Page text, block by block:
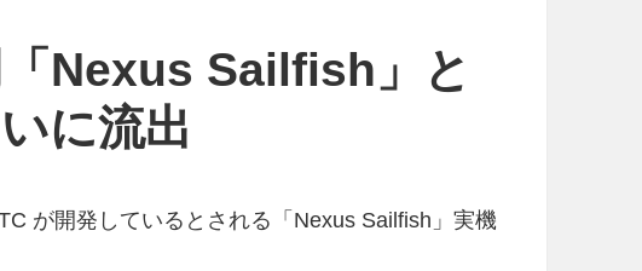
ー
Nexus Sailfish」と
に流出
が開発しているとされる「Nexus Sailfish」実機